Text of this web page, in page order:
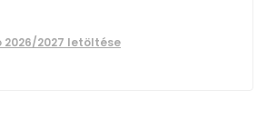
2027 letöltése